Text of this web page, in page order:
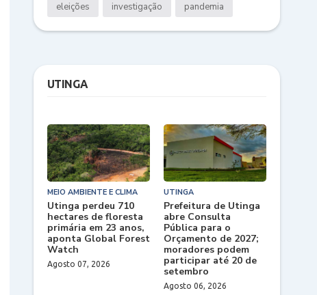
eleições investigação pandemia
UTINGA
MEIO AMBIENTE E CLIMA
Utinga perdeu 710
hectares de floresta
primária em 23 anos,
aponta Global Forest
Watch
Agosto 07, 2026
UTINGA
Prefeitura de Utinga
abre Consulta
Pública para o
Orçamento de 2027;
moradores podem
participar até 20 de
setembro
Agosto 06, 2026